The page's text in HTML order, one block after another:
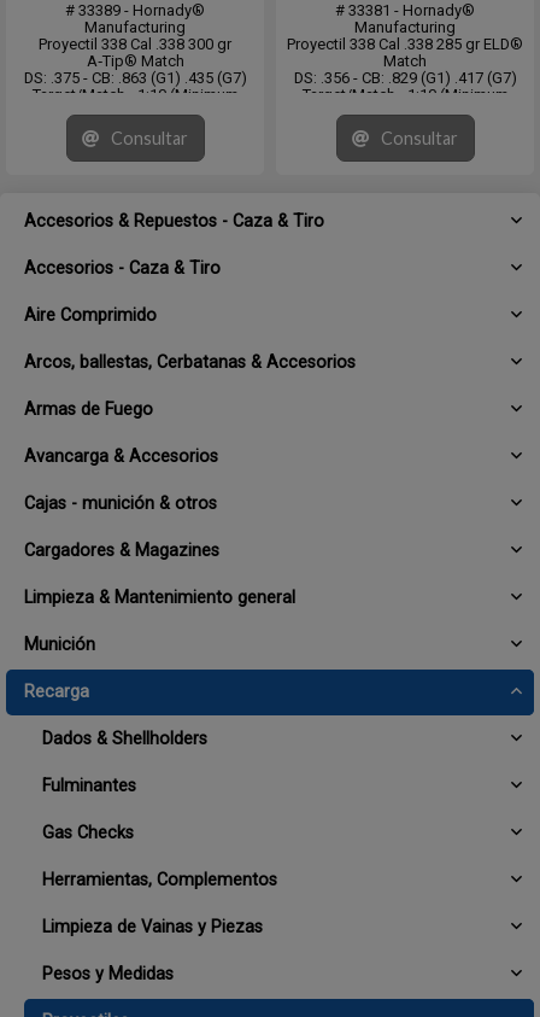
Accesorios & Repuestos - Caza & Tiro
Accesorios - Caza & Tiro
Aire Comprimido
Arcos, ballestas, Cerbatanas & Accesorios
Armas de Fuego
Avancarga & Accesorios
Cajas - munición & otros
Cargadores & Magazines
Limpieza & Mantenimiento general
Munición
Recarga
Dados & Shellholders
Fulminantes
Gas Checks
Herramientas, Complementos
Limpieza de Vainas y Piezas
Pesos y Medidas
# 33389 - Hornady®
Manufacturing
Proyectil 338 Cal .338 300 gr
A‑Tip® Match
DS: .375 - CB: .863 (G1) .435 (G7)
Target/Match - 1:10 (Minimum
Recommended)
Caja con 100 unidades
Consultar
# 33381 - Hornady®
Manufacturing
Proyectil 338 Cal .338 285 gr ELD®
Match
DS: .356 - CB: .829 (G1) .417 (G7)
Target/Match - 1:10 (Minimum
Recommended)
Caja con 50 unidades
Consultar